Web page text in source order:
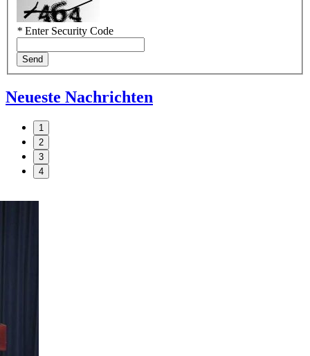
* Enter Security Code
Send
Neueste Nachrichten
1
2
3
4